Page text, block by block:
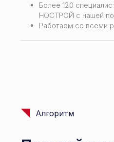
Более 120
НОСТРОЙ с нашей
Работаем со всеми
Алгоритм